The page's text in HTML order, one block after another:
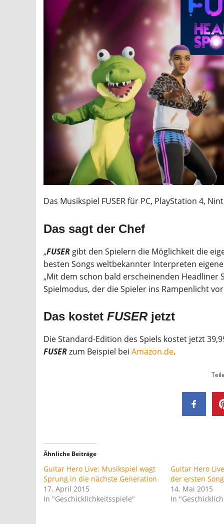
Das Musikspiel FUSER für PC, PlayStation 4,
Das sagt der Chef
„FUSER gibt den Spielern die Möglichkeit die
besten Songs weltbekannter Interpreten
„Mit dem schon bald erscheinenden
Spielmodus, der die Spieler ins Rampenlicht
Das kostet FUSERjetzt
Die Standard-Edition des Spiels kostet jetzt
FUSERzum Beispiel bei Amazon.de.
Ähnliche Beiträge
Guitar Hero Live: Musikspiel wagt
Sprung in die nächste Generation
17. April 2015
In "Geschicklichkeitsspiele"
Guitar Hero
der ersten
14. Mai 2015
In